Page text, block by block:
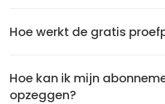
Hoe werkt de gratis
Hoe kan ik mijn
opzeggen?